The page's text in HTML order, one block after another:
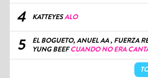
4 KATTEYESALO
5
EL BOGUETO, ANUEL AA , FUERZA
YUNG BEEFCUANDO NO ERA